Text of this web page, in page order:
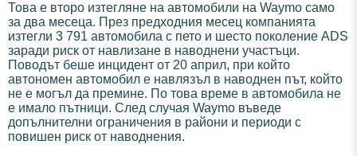
Това е второ изтегляне на автомобили на Waymo само
за два месеца. През предходния месец компанията
изтегли 3 791 автомобила с пето и шесто поколение ADS
заради риск от навлизане в наводнени участъци.
Поводът беше инцидент от 20 април, при който
автономен автомобил е навлязъл в наводнен път, който
не е могъл да премине. По това време в автомобила не
е имало пътници. След случая Waymo въведе
допълнителни ограничения в райони и периоди с
повишен риск от наводнения.